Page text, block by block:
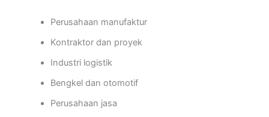
Perusahaan manufaktur
Kontraktor dan proyek
Industri logistik
Bengkel dan otomotif
Perusahaan jasa